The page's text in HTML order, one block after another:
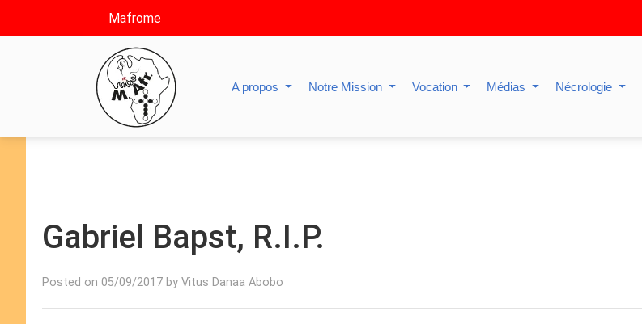
Mafrome
A propos Notre Mission Vocation Médias Nécrologie
Gabriel Bapst, R.I.P.
Posted on 05/09/2017 by Vitus Danaa Abobo